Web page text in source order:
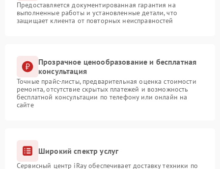
Предоставляется документированная гарантия на
выполненные работы и установленные детали, что
защищает клиента от повторных неисправностей
Прозрачное ценообразование и бесплатная
консультация
Точные прайс-листы, предварительная оценка стоимости
ремонта, отсутствие скрытых платежей и возможность
бесплатной консультации по телефону или онлайн на
сайте
Широкий спектр услуг
Сервисный центр iRay обеспечивает доставку техники по